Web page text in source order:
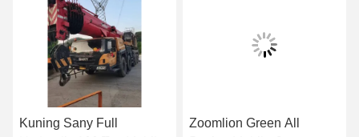
Zoomlion Green All
Mobil 80 Ton Truk Crane